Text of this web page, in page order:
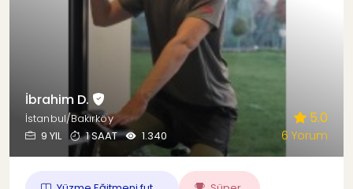
İbrahim D.
İstanbul/Bakırköy
9 YIL
1 SAAT 1.340
5.0
6 Yorum